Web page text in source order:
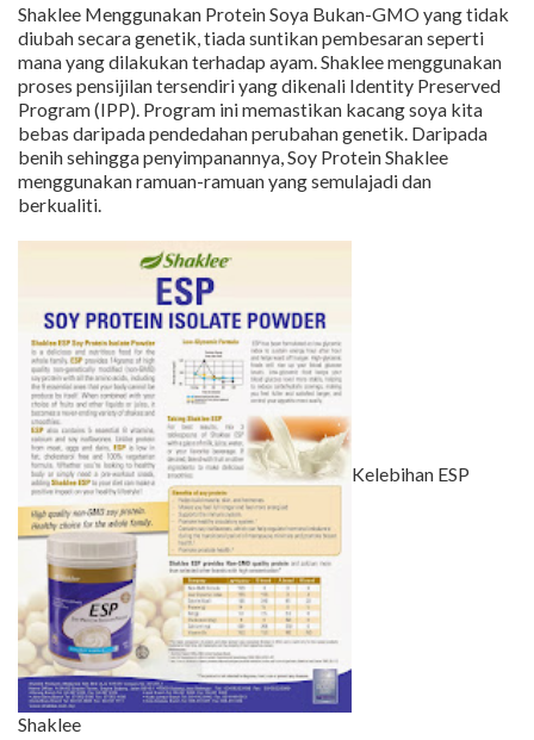
Shaklee Menggunakan Protein Soya Bukan-GMO yang tidak
diubah secara genetik, tiada suntikan pembesaran seperti
mana yang dilakukan terhadap ayam. Shaklee menggunakan
proses pensijilan tersendiri yang dikenali Identity Preserved
Program (IPP). Program ini memastikan kacang soya kita
bebas daripada pendedahan perubahan genetik. Daripada
benih sehingga penyimpanannya, Soy Protein Shaklee
menggunakan ramuan-ramuan yang semulajadi dan
berkualiti.
Kelebihan ESP
Shaklee